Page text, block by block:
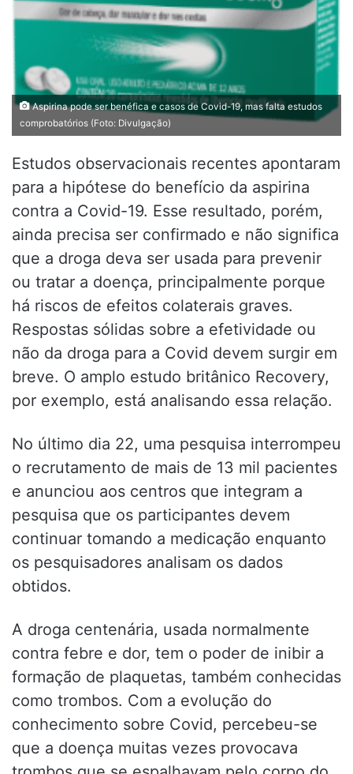
Aspirina pode ser benéfica e casos de Covid-19, mas falta estudos
comprobatórios (Foto: Divulgação)
Estudos observacionais recentes apontaram
para a hipótese do benefício da aspirina
contra a Covid-19. Esse resultado, porém,
ainda precisa ser confirmado e não significa
que a droga deva ser usada para prevenir
ou tratar a doença, principalmente porque
há riscos de efeitos colaterais graves.
Respostas sólidas sobre a efetividade ou
não da droga para a Covid devem surgir em
breve. O amplo estudo britânico Recovery,
por exemplo, está analisando essa relação.
No último dia 22, uma pesquisa interrompeu
o recrutamento de mais de 13 mil pacientes
e anunciou aos centros que integram a
pesquisa que os participantes devem
continuar tomando a medicação enquanto
os pesquisadores analisam os dados
obtidos.
A droga centenária, usada normalmente
contra febre e dor, tem o poder de inibir a
formação de plaquetas, também conhecidas
como trombos. Com a evolução do
conhecimento sobre Covid, percebeu-se
que a doença muitas vezes provocava